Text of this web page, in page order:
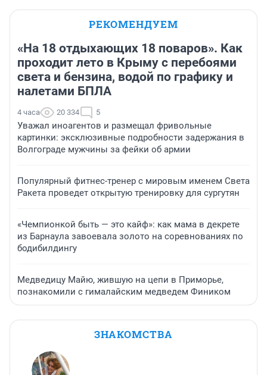
РЕКОМЕНДУЕМ
«На 18 отдыхающих 18 поваров». Как
проходит лето в Крыму с перебоями
света и бензина, водой по графику и
налетами БПЛА
4 часа 20 334 5
Уважал иноагентов и размещал фривольные
картинки: эксклюзивные подробности задержания в
Волгограде мужчины за фейки об армии
Популярный фитнес-тренер с мировым именем Света
Ракета проведет открытую тренировку для сургутян
«Чемпионкой быть — это кайф»: как мама в декрете
из Барнаула завоевала золото на соревнованиях по
бодибилдингу
Медведицу Майю, жившую на цепи в Приморье,
познакомили с гималайским медведем Фиником
ЗНАКОМСТВА